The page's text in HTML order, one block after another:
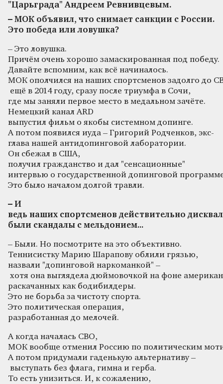
"Царьграда" Андреем Ревнивцевым.
– МОК объявил, что снимает санкции с России.
Это победа или ловушка?
– Это ловушка.
Причём очень хорошо замаскированная под победу.
Давайте вспомним, как всё начиналось.
МОК ополчился на наших спортсменов задолго до
ещё в 2014 году, сразу после триумфа в Сочи,
где мы заняли первое место в медальном зачёте.
Немецкий канал ARD
выпустил фильм о якобы системном допинге.
А потом появился иуда – Григорий Родченков, экс-
глава нашей антидопинговой лаборатории.
Он сбежал в США,
получил гражданство и дал "сенсационные"
интервью о государственной допинговой
Это было началом долгой травли.
– И
ведь наших спортсменов действительно
были скандалы с мельдонием...
– Были. Но посмотрите на это объективно.
Теннисистку Марию Шарапову облили грязью,
назвали "допинговой наркоманкой" –
хотя она выглядела дюймовочкой на фоне
раскачанных как бодибилдеры.
Это не борьба за чистоту спорта.
Это политическая операция,
разработанная до мелочей.
А когда началась СВО,
МОК вообще отменил Россию по политическим
А потом придумали гаденькую альтернативу –
выступать без флага, гимна и герба.
То есть унизиться. И, к сожалению,